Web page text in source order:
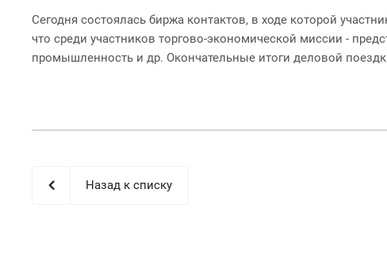
Сегодня состоялась биржа контактов, в ходе которой
что среди участников торгово-экономической миссии -
промышленность и др. Окончательные итоги деловой
Назад к списку